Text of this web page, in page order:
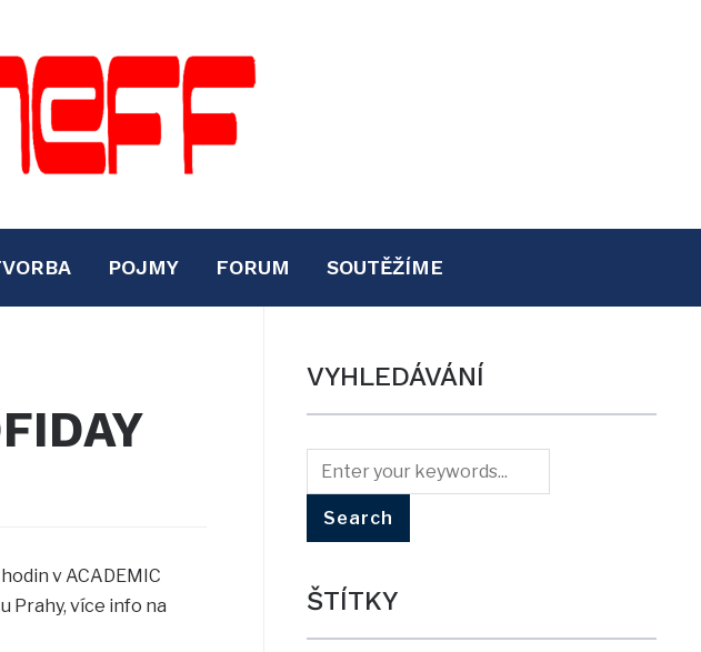
POJMY FORUM SOUTĚŽÍME
v ACADEMIC
Prahy, více info na
VYHLEDÁVÁNÍ
ŠTÍTKY